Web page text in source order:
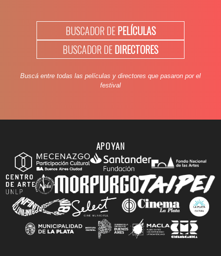
BUSCADOR DEPELÍCULAS
BUSCADOR DEDIRECTORES
Buscá entre todas las películas y directores que pasaron por el
festival
APOYAN